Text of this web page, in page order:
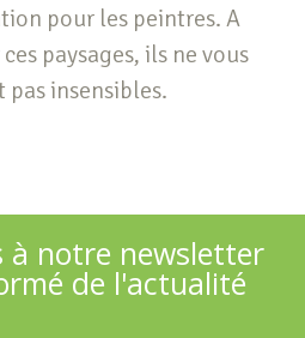
pour les peintres. A
paysages, ils ne vous
pas insensibles.
à notre newsletter
de l'actualité